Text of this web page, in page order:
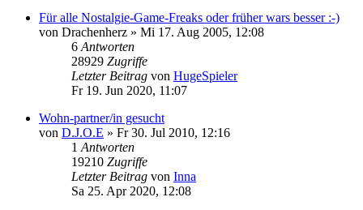
Für alle Nostalgie-Game-Freaks oder früher wars besser :-)
von Drachenherz » Mi 17. Aug 2005, 12:08
6 Antworten
28929 Zugriffe
Letzter Beitrag von HugeSpieler
Fr 19. Jun 2020, 11:07
Wohn-partner/in gesucht
von D.J.O.E » Fr 30. Jul 2010, 12:16
1 Antworten
19210 Zugriffe
Letzter Beitrag von Inna
Sa 25. Apr 2020, 12:08